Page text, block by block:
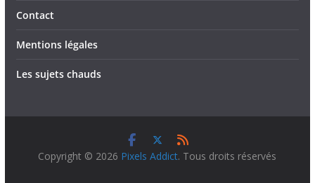
Contact
Mentions légales
Les sujets chauds
Copyright © 2026 Pixels Addict. Tous droits réservés